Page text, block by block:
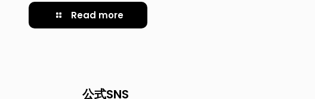
Read more
公式SNS